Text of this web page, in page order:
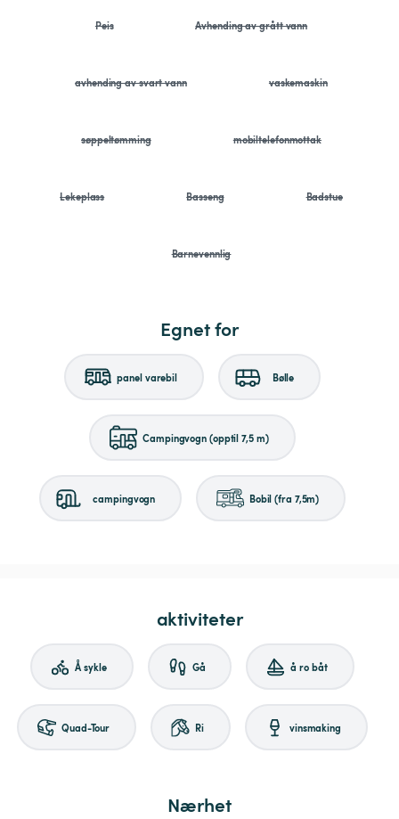
Peis Avhending av grått vann
avhending av svart vann vaskemaskin
søppeltømming mobiltelefonmottak
Lekeplass Basseng Badstue
Barnevennlig
Egnet for
panel varebil Bølle
Campingvogn (opptil 7,5 m)
campingvogn Bobil (fra 7,5m)
aktiviteter
Å sykle Gå å ro båt
Quad-Tour Ri vinsmaking
Nærhet